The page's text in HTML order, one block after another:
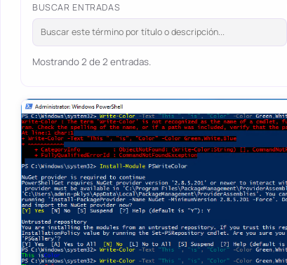
BUSCAR ENTRADAS
Mostrando 2 de 2 entradas.